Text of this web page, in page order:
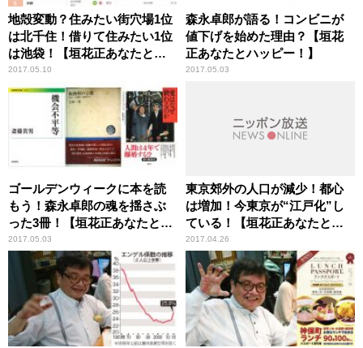
地殻変動？住みたい街穴場1位
は北千住！借りて住みたい1位
は池袋！【垣花正あなたとハ
ッピー！】
2017.05.10
森永卓郎が語る！コンビニが
値下げを始めた理由？【垣花
正あなたとハッピー！】
2017.05.03
ゴールデンウィークに本を読
もう！森永卓郎の魂を揺さぶ
った3冊！【垣花正あなたとハ
ッピー！】
2017.05.03
東京郊外の人口が減少！都心
は増加！今東京が“江戸化”し
ている！【垣花正あなたとハ
ッピー！】
2017.04.26